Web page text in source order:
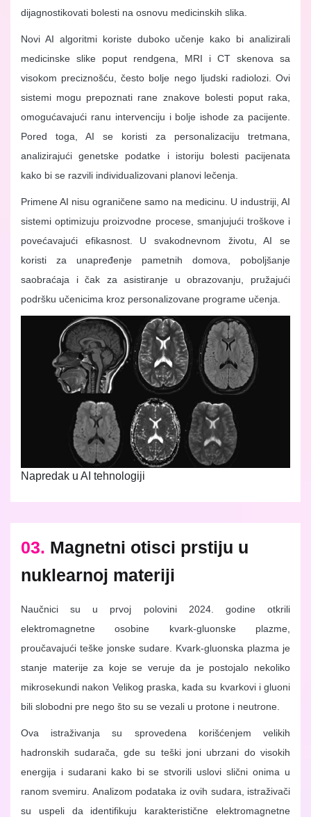
dijagnostikovati bolesti na osnovu medicinskih slika.
Novi AI algoritmi koriste duboko učenje kako bi analizirali
medicinske slike poput rendgena, MRI i CT skenova sa
visokom preciznošću, često bolje nego ljudski radiolozi. Ovi
sistemi mogu prepoznati rane znakove bolesti poput raka,
omogućavajući ranu intervenciju i bolje ishode za pacijente.
Pored toga, AI se koristi za personalizaciju tretmana,
analizirajući genetske podatke i istoriju bolesti pacijenata
kako bi se razvili individualizovani planovi lečenja.
Primene AI nisu ograničene samo na medicinu. U industriji, AI
sistemi optimizuju proizvodne procese, smanjujući troškove i
povećavajući efikasnost. U svakodnevnom životu, AI se
koristi za unapređenje pametnih domova, poboljšanje
saobraćaja i čak za asistiranje u obrazovanju, pružajući
podršku učenicima kroz personalizovane programe učenja.
Napredak u AI tehnologiji
03. Magnetni otisci prstiju u
nuklearnoj materiji
Naučnici su u prvoj polovini 2024. godine otkrili
elektromagnetne osobine kvark-gluonske plazme,
proučavajući teške jonske sudare. Kvark-gluonska plazma je
stanje materije za koje se veruje da je postojalo nekoliko
mikrosekundi nakon Velikog praska, kada su kvarkovi i gluoni
bili slobodni pre nego što su se vezali u protone i neutrone.
Ova istraživanja su sprovedena korišćenjem velikih
hadronskih sudarača, gde su teški joni ubrzani do visokih
energija i sudarani kako bi se stvorili uslovi slični onima u
ranom svemiru. Analizom podataka iz ovih sudara, istraživači
su uspeli da identifikuju karakteristične elektromagnetne